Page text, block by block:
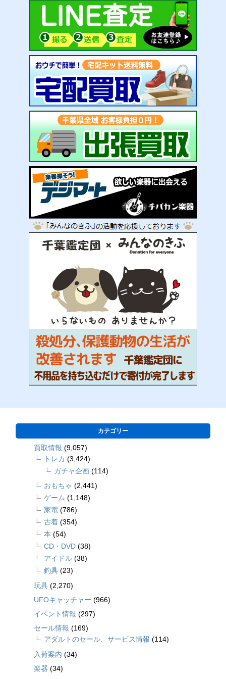
カテゴリー
買取情報 (9,057)
トレカ (3,424)
ガチャ企画 (114)
おもちゃ (2,441)
ゲーム (1,148)
家電 (786)
古着 (354)
本 (54)
CD・DVD (38)
アイドル (38)
釣具 (23)
玩具 (2,270)
UFOキャッチャー (966)
イベント情報 (297)
セール情報 (169)
アダルトのセール、サービス情報 (114)
入荷案内 (34)
楽器 (34)